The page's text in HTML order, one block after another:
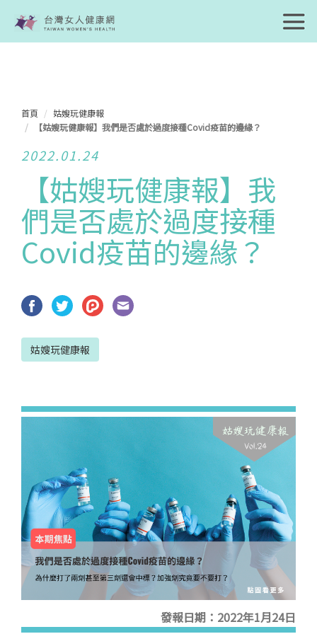
首頁
姑嫂玩健康報
【姑嫂玩健康報】我們是否處於過度接種Covid疫苗的邊緣？
2022.01.24
【姑嫂玩健康報】我
們是否處於過度接種
Covid疫苗的邊緣？
姑嫂玩健康報
發報日期：2022年1月24日